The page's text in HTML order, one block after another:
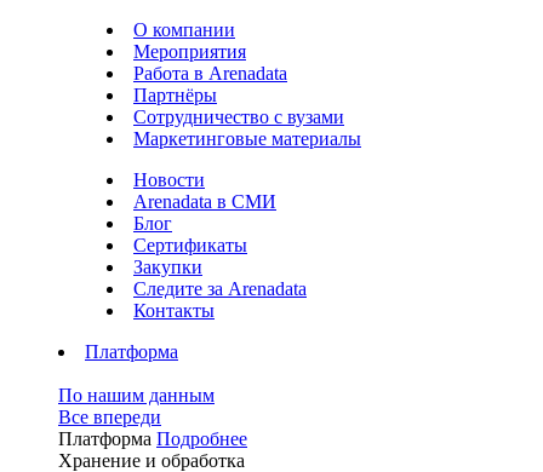
О компании
Мероприятия
Работа в Arenadata
Партнёры
Сотрудничество с вузами
Маркетинговые материалы
Новости
Arenadata в СМИ
Блог
Сертификаты
Закупки
Следите за Аrenadata
Контакты
Платформа
По нашим данным
Все впереди
Платформа Подробнее
Хранение и обработка